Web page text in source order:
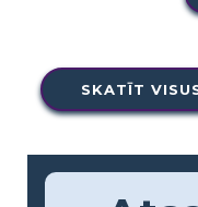
SKATĪT